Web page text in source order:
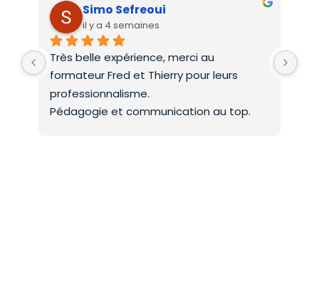
Simo Sefreoui
il y a 4 semaines
Très belle expérience, merci au
formateur Fred et Thierry pour leurs
professionnalisme.
Pédagogie et communication au top.